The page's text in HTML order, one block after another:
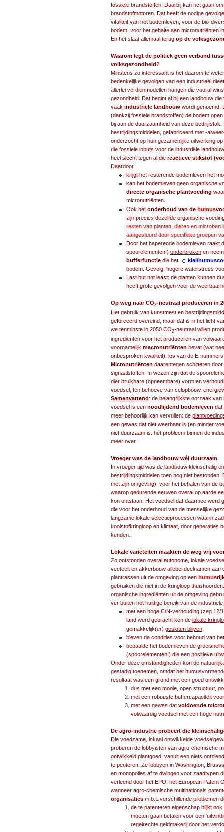
fossiele brandstoffen. Daarbij kan het gaan
brandstofmotoren. Dat heeft de nodige
vitaliteit van het bodemleven, voor de bio-
bodem, voor het gehalte aan micronutriënten
En het slaat allemaal terug op de
Waarom legt de politiek geen verband
volksgezondheid?
Minstens zo interessant is het daarom te
bedenkelijke gevolgen van een industrieel
allerlei verdienmodellen hangen die vooral
gezondheid. Dat begint al bij een landbouw
vaak industriële landbouw wordt genoemd.
(dankzij fossiele brandstoffen) de bodem
bij aan de duurzaamheid van deze
bestrijdingsmiddelen, gefabriceerd met -
onderzocht op hun gezamenlijke uitwerking
die fossiele inputs voor de industriële
heel slecht tegen al die reactieve stikstof
Daardoor
krijgt het resterende bodemleven het
kan het bodemleven geen organische
directe organische plantvoeding
micronutriënten.
Ook het onderhoud van de humus
zijn precies dezelfde organische
resten van planten, dieren en microben
aangestuurd door specifieke groepen
Door het haperende bodemleven raakt
spoorelementen!) onderbroken en
bufferfunctie die het
klei/
bodem. Gevolg: hogere waterstress
Last but not least: de planten kunnen
heeft grote gevolgen voor de
Op weg naar CO2-neutraal produceren in
Het gebruik van kunstmest en
geforceerd overeind, maar dat is in het licht
we tenminste in 2050 CO2-neutraal willen
ingrediënten voor het produceren van
voornamelijk macronutriënten bevat (wat
onbesproken kwaliteit), los van de E-
Micronutriënten daarentegen schitteren
signaalstoffen. In wezen zijn dat de
dier bruikbare (opneembare) vorm en
voedsel, ten behoeve van celopbouw,
Samenvattend : de belangrijkste oorzaak
voedsel is een noodlijdend bodemleven dat
meer behoorlijk kan vervullen: de
een gewas dat niet weerbaar is (en minder
niet duurzaam is: hét probleem binnen de
meer over.
Vroeger was de landbouw wél duurzaam
In vroeger tijd was de landbouw kleinschalig
bestrijdingsmiddelen toen nog niet
met zijn omgeving), voor het behalen van de
waarop gedurende eeuwen overal op aarde
kon ontstaan. Het voedsel dat daarmee werd
die voor het onderhoud van de menselijke
langzame lokale selectieprocessen waarin
koolstofkringloop en klimaat, door generaties
kenden.
Lokale variëteiten maakten de weg vrij
Zo ontstonden overal autonome, lokale
veeteelt en akkerbouw allebei deelnamen
plantrassen uit de omgeving op een humus
gebruiken die niet in de kringloop
organische ingrediënten uit de omgeving
ver buiten het huidige bereik van de
met een hoge C/N-verhouding (zeg 12/
land werd gebracht kon de lokale
gemakkelijk(er) gesloten blijven
bleven de condities voor behoud van
bepaalde het bodemleven de
(spoorelementen!) die een positieve
Onder deze omstandigheden kon de
gestadig toenemen, omdat het
resultaat was een grond met een goed
dus met een mooie, open structuur,
met een robuuste buffercapaciteit
met een gewas dat voldoende
volwaardig voedsel met een hoge
De agro-industrie probeert die
Die voedzame, lokaal ontwikkelde
proberen de lobbyisten van agro-chemische
ontwikkeld plantgoed, vanuit een niets
te peuteren. Ze lobbyen in Washington,
en monopolies af te dwingen voor zaadtypen
verleend door het EPO, het European Patent
wanneer agro-chemische multinationals
organisaties m.b.t. verschillende problemen
de te patenteren eigenschap blijkt
moeten gaan betalen voor een
regelrechte geldmakerij door het